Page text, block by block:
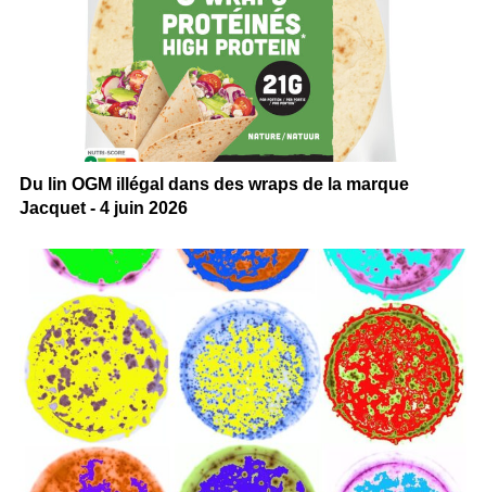
Du lin OGM illégal dans des wraps de la marque
Jacquet - 4 juin 2026